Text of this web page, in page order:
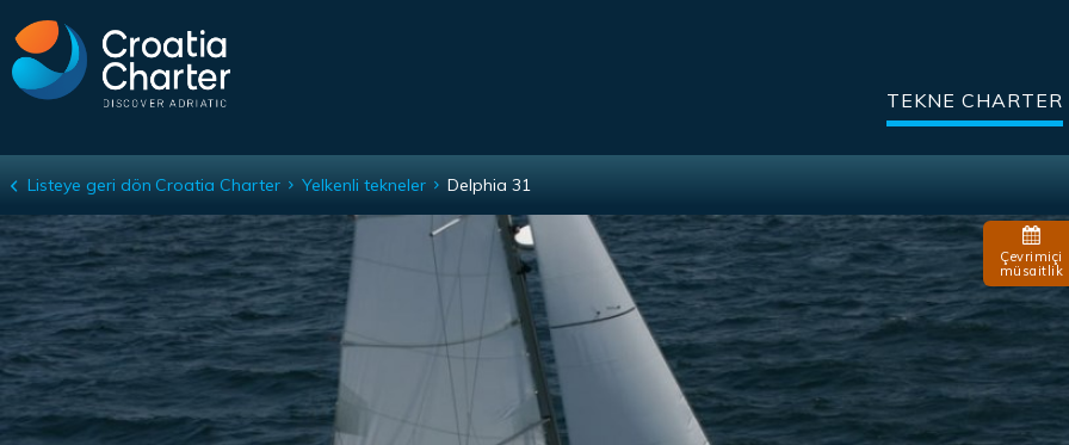
var relatedTitle = 'Mevcut benzer tekneler';
TEKNE CHARTER
Delphia 31
Listeye geri dön Croatia Charter Yelkenli tekneler Delphia 31
Çevrimiçi
müsaitlik